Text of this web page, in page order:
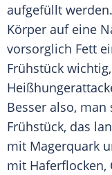
aufgefüllt
Körper auf eine
vorsorglich Fett
Frühstück
Besser also,
Frühstück, das
mit Magerquark
mit Haferflocken,